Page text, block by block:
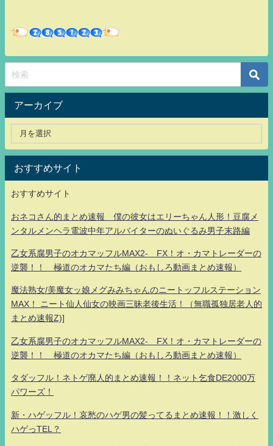
アーカイブ
おすすめサイト
おすすめサイト
おネコさん的まとめ速報 僕の彼女はエリーちゃん人形！豆腐メ
ンタルメンヘラ電波中年アルバイターのぬいぐるみ男子末路編
乙女系腐男子のオカマッフルMAX2- FX！オ・カマトレーダーの
逆襲！！ 極道のオカマたち編（おもしろ動画まとめ速報）
魔法熟女/美魔女ッ娘メグみみちゃんのニートッフルステーション
MAX！ ニート仙人仙女の映画三昧老後生活！（無職孤独居老人的
まとめ速報Z)]
乙女系腐男子のオカマッフルMAX2- FX！オ・カマトレーダーの
逆襲！！ 極道のオカマたち編（おもしろ動画まとめ速報）
タダッフル！ネトゲ廃人的まとめ速報！！ネット乞食DE2000万
パワーズ！
新・ハゲッフル！哀愁のハゲ男の髪ってるまとめ速報！！激しく
ハゲっTEL？